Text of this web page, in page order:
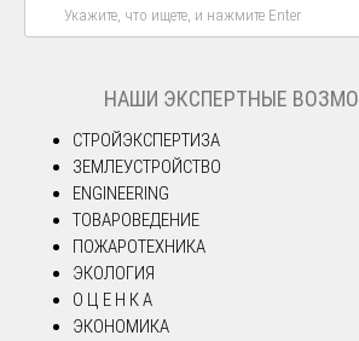
НАШИ ЭКСПЕРТНЫЕ
СТРОЙЭКСПЕРТИЗА
ЗЕМЛЕУСТРОЙСТВО
ENGINEERING
ТОВАРОВЕДЕНИЕ
ПОЖАРОТЕХНИКА
ЭКОЛОГИЯ
О Ц Е Н К А
ЭКОНОМИКА